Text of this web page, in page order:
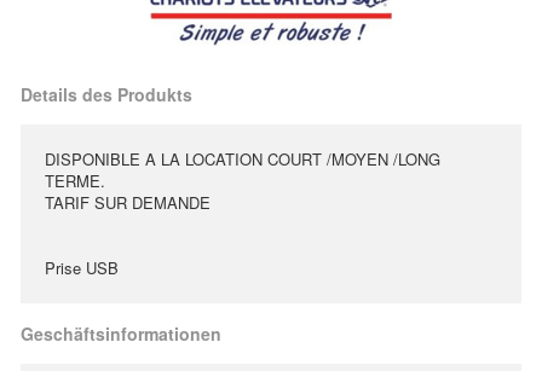
Details des Produkts
DISPONIBLE A LA LOCATION COURT /MOYEN /LONG
TERME.
TARIF SUR DEMANDE
Prise USB
Geschäftsinformationen